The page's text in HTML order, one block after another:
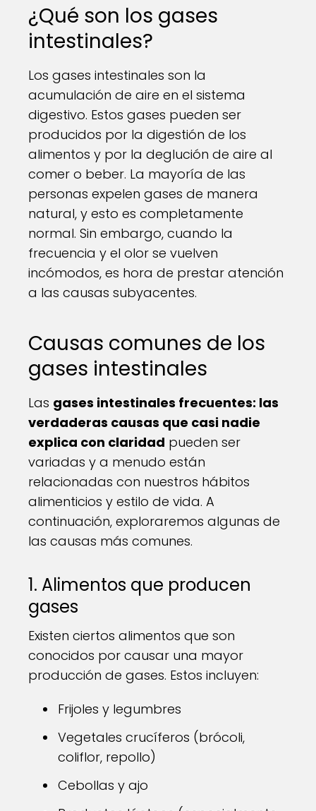
¿Qué son los gases
intestinales?
Los gases intestinales son la
acumulación de aire en el sistema
digestivo. Estos gases pueden ser
producidos por la digestión de los
alimentos y por la deglución de aire al
comer o beber. La mayoría de las
personas expelen gases de manera
natural, y esto es completamente
normal. Sin embargo, cuando la
frecuencia y el olor se vuelven
incómodos, es hora de prestar atención
a las causas subyacentes.
Causas comunes de los
gases intestinales
Las gases intestinales frecuentes: las
verdaderas causas que casi nadie
explica con claridad pueden ser
variadas y a menudo están
relacionadas con nuestros hábitos
alimenticios y estilo de vida. A
continuación, exploraremos algunas de
las causas más comunes.
1. Alimentos que producen
gases
Existen ciertos alimentos que son
conocidos por causar una mayor
producción de gases. Estos incluyen:
Frijoles y legumbres
Vegetales crucíferos (brócoli,
coliflor, repollo)
Cebollas y ajo